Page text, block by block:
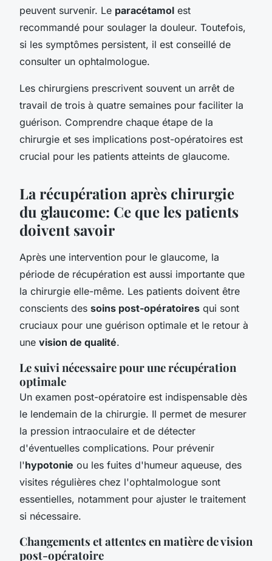
peuvent survenir. Le paracétamol est
recommandé pour soulager la douleur. Toutefois,
si les symptômes persistent, il est conseillé de
consulter un ophtalmologue.
Les chirurgiens prescrivent souvent un arrêt de
travail de trois à quatre semaines pour faciliter la
guérison. Comprendre chaque étape de la
chirurgie et ses implications post-opératoires est
crucial pour les patients atteints de glaucome.
La récupération après chirurgie
du glaucome: Ce que les patients
doivent savoir
Après une intervention pour le glaucome, la
période de récupération est aussi importante que
la chirurgie elle-même. Les patients doivent être
conscients des soins post-opératoires qui sont
cruciaux pour une guérison optimale et le retour à
une vision de qualité.
Le suivi nécessaire pour une récupération
optimale
Un examen post-opératoire est indispensable dès
le lendemain de la chirurgie. Il permet de mesurer
la pression intraoculaire et de détecter
d'éventuelles complications. Pour prévenir
l'hypotonie ou les fuites d'humeur aqueuse, des
visites régulières chez l'ophtalmologue sont
essentielles, notamment pour ajuster le traitement
si nécessaire.
Changements et attentes en matière de vision
post-opératoire